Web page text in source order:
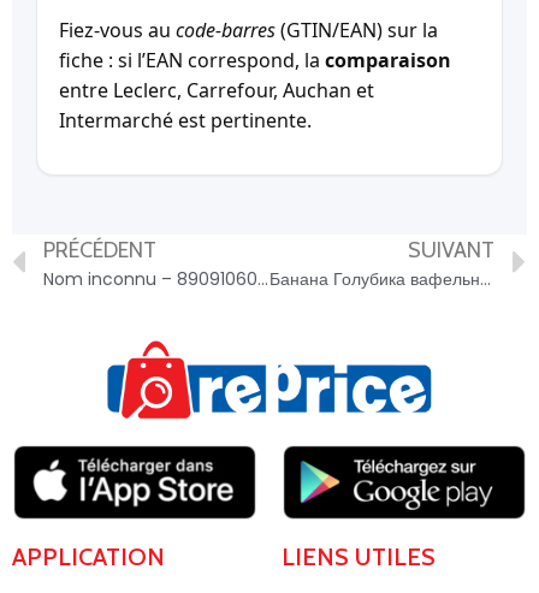
Fiez-vous au code-barres(GTIN/EAN) sur la
fiche : si l’EAN correspond, la comparaison
entre Leclerc, Carrefour, Auchan et
Intermarché est pertinente.
PRÉCÉDENT
Nom inconnu – 8909106034921
SUIVANT
Банана Голубика вафельный рожок – 8801062013968
APPLICATION LIENS UTILES